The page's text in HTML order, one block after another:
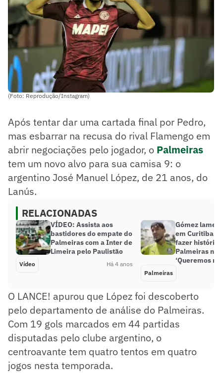
(Foto: Reprodução/Instagram)
Após tentar dar uma cartada final por Pedro,
mas esbarrar na recusa do rival Flamengo em
abrir negociações pelo jogador, o Palmeiras
tem um novo alvo para sua camisa 9: o
argentino José Manuel López, de 21 anos, do
Lanús.
RELACIONADAS
VÍDEO: Assista aos
bastidores do empate do
Palmeiras com a Inter de
Limeira pelo Paulistão
Vídeo Há 4 anos
Gómez
em Curitiba e
fazer história
Palmeiras na
‘Queremos
Palmeiras
O LANCE! apurou que López foi descoberto
pelo departamento de análise do Palmeiras.
Com 19 gols marcados em 44 partidas
disputadas pelo clube argentino, o
centroavante tem quatro tentos em quatro
jogos nesta temporada.